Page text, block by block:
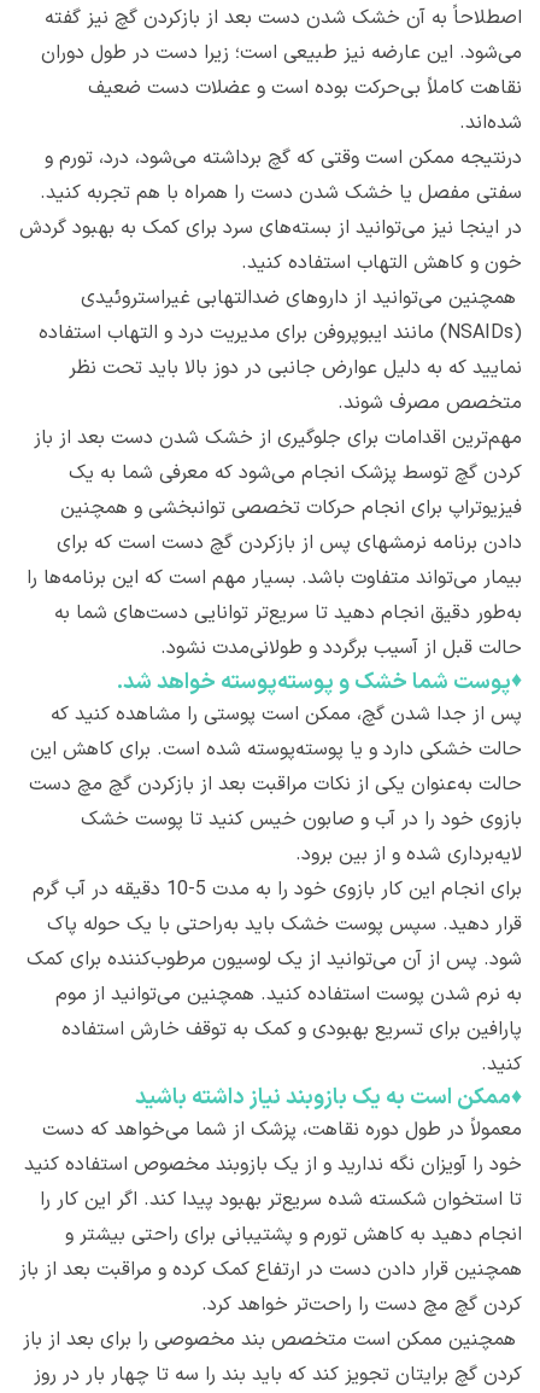
اصطلاحاً به آن خشک شدن دست بعد از بازکردن گچ نیز گفته
می‌شود. این عارضه نیز طبیعی است؛ زیرا دست در طول دوران
نقاهت کاملاً بی‌حرکت بوده است و عضلات دست ضعیف
شده‌اند.
درنتیجه ممکن است وقتی که گچ برداشته می‌شود، درد، تورم و
سفتی مفصل یا خشک شدن دست را همراه با هم تجربه کنید.
در اینجا نیز می‌توانید از بسته‌های سرد برای کمک به بهبود گردش
خون و کاهش التهاب استفاده کنید.
همچنین می‌توانید از داروهای ضدالتهابی غیراستروئیدی
(NSAIDs) مانند ایبوپروفن برای مدیریت درد و التهاب استفاده
نمایید که به دلیل عوارض جانبی در دوز بالا باید تحت نظر
متخصص مصرف شوند.
مهم‌ترین اقدامات برای جلوگیری از خشک شدن دست بعد از باز
کردن گچ توسط پزشک انجام می‌شود که معرفی شما به یک
فیزیوتراپ برای انجام حرکات تخصصی توانبخشی و همچنین
دادن برنامه نرمشهای پس از بازکردن گچ دست است که برای
بیمار می‌تواند متفاوت باشد. بسیار مهم است که این برنامه‌ها را
به‌طور دقیق انجام دهید تا سریع‌تر توانایی دست‌های شما به
حالت قبل از آسیب برگردد و طولانی‌مدت نشود.
♦پوست شما خ​شک و پوسته‌پوسته خواهد شد.
پس از جدا شدن گچ، ممکن است پوستی را مشاهده کنید که
حالت خشکی دارد و یا پوسته‌پوسته ‌شده است. برای کاهش این
حالت به‌عنوان یکی از نکات مراقبت بعد از بازکردن گچ مچ دست
بازوی خود را در آب و صابون خیس کنید تا پوست خشک
لایه‌برداری شده و از بین برود.
برای انجام این کار بازوی خود را به مدت 5-10 دقیقه در آب گرم
قرار دهید. سپس پوست خشک باید به‌راحتی با یک حوله پاک
شود. پس ‌از آن می‌توانید از یک لوسیون مرطوب‌کننده برای کمک
به نرم شدن پوست استفاده کنید. همچنین می‌توانید از موم
پارافین برای تسریع بهبودی و کمک به توقف خارش استفاده
کنید.
♦ممکن است به یک بازوبند نیاز داشته باشید
معمولاً در طول دوره نقاهت، پزشک از شما می‌خواهد که دست
خود را آویزان نگه ندارید و از یک بازوبند مخصوص استفاده کنید
تا استخوان شکسته شده سریع‌تر بهبود پیدا کند. اگر این کار را
انجام دهید به کاهش تورم و پشتیبانی برای راحتی بیشتر و
همچنین قرار دادن دست در ارتفاع کمک کرده و مراقبت بعد از باز
کردن گچ مچ دست را راحت‌تر خواهد کرد.
همچنین ممکن است متخصص بند مخصوصی را برای بعد از باز
کردن گچ برایتان تجویز کند که باید بند را سه تا چهار بار در روز